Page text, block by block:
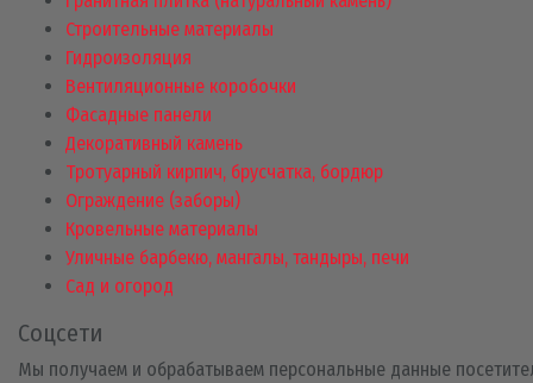
Строительные материалы
Гидроизоляция
Вентиляционные коробочки
Фасадные панели
Декоративный камень
Тротуарный кирпич, брусчатка, бордюр
Ограждение (заборы)
Кровельные материалы
Уличные барбекю, мангалы, тандыры, печи
Сад и огород
Соцсети
Мы получаем и обрабатываем персональные данные